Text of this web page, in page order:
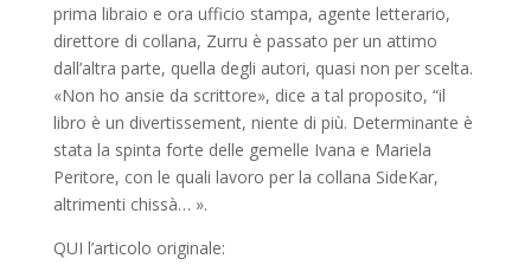
prima libraio e ora ufficio stam­pa, agente letterario,
direttore di collana, Zur­ru è passato per un attimo
dall’altra parte, quella degli autori, quasi non per scelta.
«Non ho ansie da scrittore», dice a tal proposito, “il
libro è un divertissement, niente di più. Deter­minante è
stata la spinta forte delle gemelle Ivana e Mariela
Peritore, con le quali lavoro per la collana SideKar,
altrimenti chissà… ».
QUI l’articolo originale: